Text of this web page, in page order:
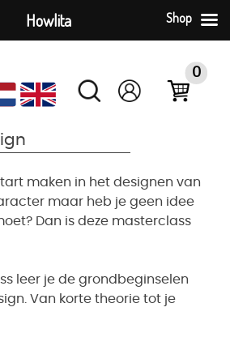
0
maken in het designen van
maar heb je geen idee
Dan is deze masterclass
leer je de grondbeginselen
Van korte theorie tot je
Howlita Shop